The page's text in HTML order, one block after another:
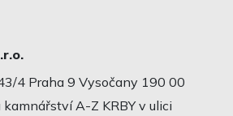
4 Praha 9 Vysočany 190 00
kamnářství A-Z KRBY v ulici